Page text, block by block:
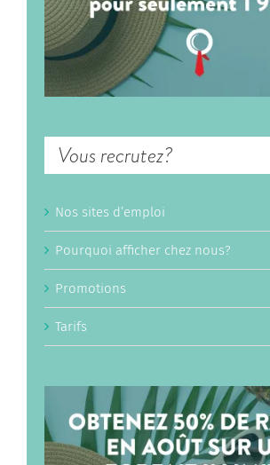
Vous recrutez?
Nos sites d’emploi
Pourquoi afficher chez nous?
Promotions
Tarifs